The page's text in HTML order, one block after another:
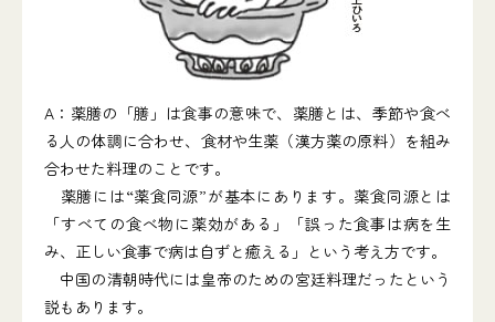
A：薬膳の「膳」は食事の意味で、薬膳とは、季節や食べ
る人の体調に合わせ、食材や生薬（漢方薬の原料）を組み
合わせた料理のことです。
薬膳には“薬食同源”が基本にあります。薬食同源とは
「すべての食べ物に薬効がある」「誤った食事は病を生
み、正しい食事で病は自ずと癒える」という考え方です。
中国の清朝時代には皇帝のための宮廷料理だったという
説もあります。